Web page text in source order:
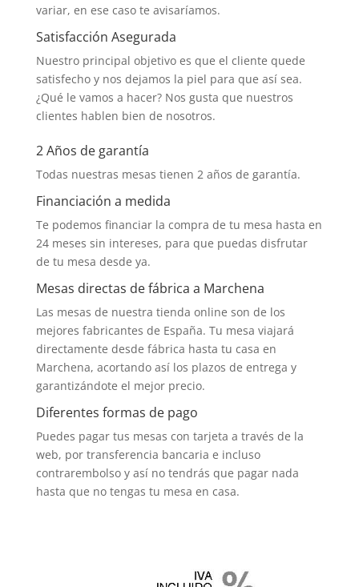
variar, en ese caso te avisaríamos.
Satisfacción Asegurada
Nuestro principal objetivo es que el cliente quede
satisfecho y nos dejamos la piel para que así sea.
¿Qué le vamos a hacer? Nos gusta que nuestros
clientes hablen bien de nosotros.
2 Años de garantía
Todas nuestras mesas tienen 2 años de garantía.
Financiación a medida
Te podemos financiar la compra de tu mesa hasta en
24 meses sin intereses, para que puedas disfrutar
de tu mesa desde ya.
Mesas directas de fábrica a Marchena
Las mesas de nuestra tienda online son de los
mejores fabricantes de España. Tu mesa viajará
directamente desde fábrica hasta tu casa en
Marchena, acortando así los plazos de entrega y
garantizándote el mejor precio.
Diferentes formas de pago
Puedes pagar tus mesas con tarjeta a través de la
web, por transferencia bancaria e incluso
contrarembolso y así no tendrás que pagar nada
hasta que no tengas tu mesa en casa.